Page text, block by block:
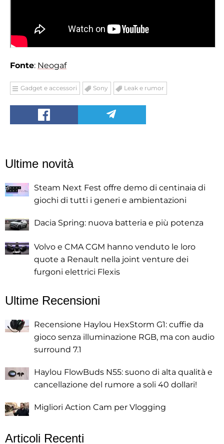
Fonte: Neogaf
Gadget e accessori Sony Leak e rumor
Ultime novità
Steam Next Fest offre demo di centinaia di
giochi di tutti i generi e ambientazioni
Dacia Spring: nuova batteria e più potenza
Volvo e CMA CGM hanno venduto le loro
quote a Renault nella joint venture dei
furgoni elettrici Flexis
Ultime Recensioni
Recensione Haylou HexStorm G1: cuffie da
gioco senza illuminazione RGB, ma con audio
surround 7.1
Haylou FlowBuds N55: suono di alta qualità e
cancellazione del rumore a soli 40 dollari!
Migliori Action Cam per Vlogging
Articoli Recenti